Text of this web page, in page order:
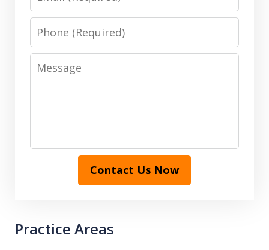
Phone
Message
Contact Us Now
Practice Areas